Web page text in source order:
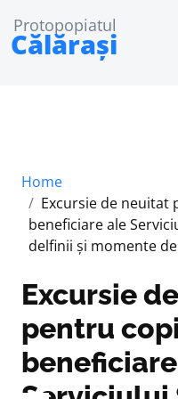
Protopopiatul
Călărași
Home
Excursie de
beneficiare ale
delfinii și momente
Excursie
pentru